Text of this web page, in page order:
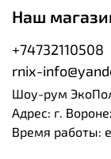
Наш
+74732110508
rnix-
Шоу-рум
Адрес: г.
Время работы: